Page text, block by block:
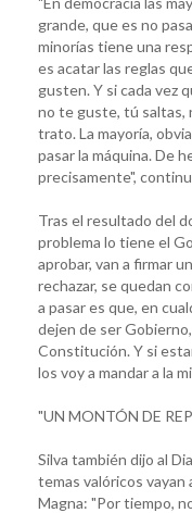
grande, que es no
minorías tiene una
es acatar las reglas
gusten. Y si cada vez
no te guste, tú saltas,
trato. La mayoría,
pasar la máquina. De
precisamente",
Tras el resultado del
problema lo tiene el
aprobar, van a firmar
rechazar, se quedan
a pasar es que, en
dejen de ser
Constitución. Y si
los voy a mandar a la
"UN MONTÓN DE
Silva también dijo al
temas valóricos vayan
Magna: "Por tiempo,